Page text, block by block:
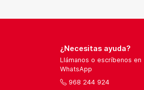
¿Necesitas ayuda?
Llámanos o escríbenos en
WhatsApp
968 244 924